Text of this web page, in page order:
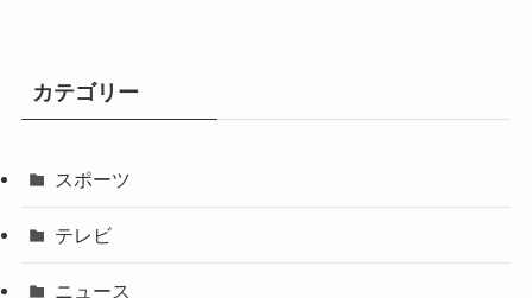
カテゴリー
スポーツ
テレビ
ニュース